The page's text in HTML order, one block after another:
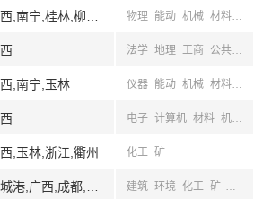
物理 能动 机械 材料 化工
法学 地理 工商 公共 汉语
,南宁,玉林 仪器 能动 机械 材料 矿
电子 计算机 材料 机械
,玉林,浙江,衢州 化工 矿
建筑 环境 化工 矿 机械